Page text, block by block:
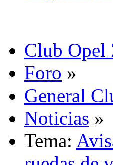
Club Opel
Foro »
General
Noticias »
Tema: